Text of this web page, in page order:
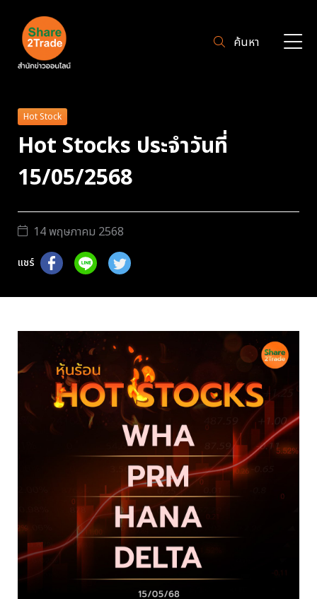
ค้นหา
Hot Stock
Hot Stocks ประจำวันที่
15/05/2568
14 พฤษภาคม 2568
แชร์